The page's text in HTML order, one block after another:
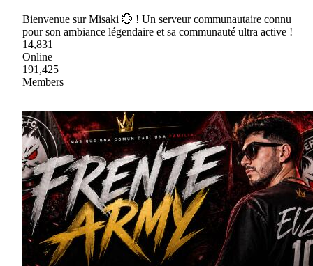
Bienvenue sur Misaki 💮 ! Un serveur communautaire connu
pour son ambiance légendaire et sa communauté ultra active !
14,831
Online
191,425
Members